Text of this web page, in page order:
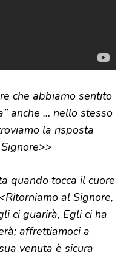
che abbiamo sentito
anche … nello stesso
la risposta
quando tocca il cuore
al Signore,
ci guarirà, Egli ci ha
affrettiamoci a
venuta è sicura